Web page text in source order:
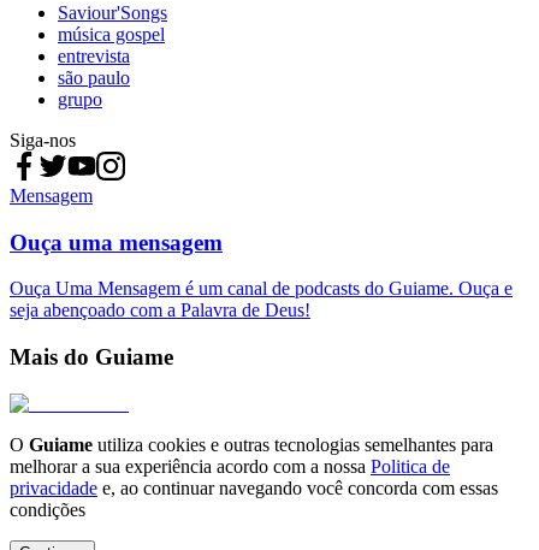
Saviour'Songs
música gospel
entrevista
são paulo
grupo
Siga-nos
Mensagem
Ouça uma mensagem
Ouça Uma Mensagem é um canal de podcasts do Guiame. Ouça e
seja abençoado com a Palavra de Deus!
Mais do Guiame
O Guiame utiliza cookies e outras tecnologias semelhantes para
melhorar a sua experiência acordo com a nossa Politica de
privacidade e, ao continuar navegando você concorda com essas
condições